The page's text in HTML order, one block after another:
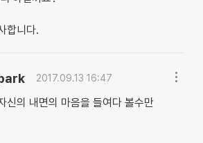
합니다.
2017.09.13 16:47
신의 내면의 마음을 들여다 볼수만